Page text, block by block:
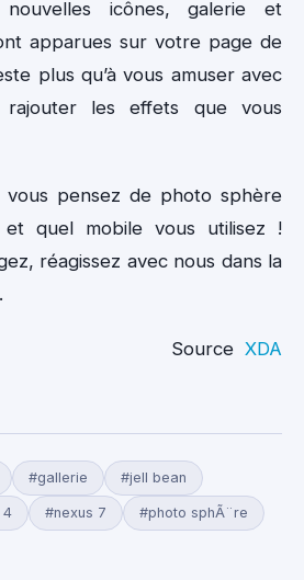
nouvelles icônes, galerie et
apparues sur votre page de
plus qu’à vous amuser avec
les effets que vous
vous pensez de photo sphère
quel mobile vous utilisez !
réagissez avec nous dans la
Source XDA
#gallerie #jell bean
4 #nexus 7 #photo sphÃ¨re